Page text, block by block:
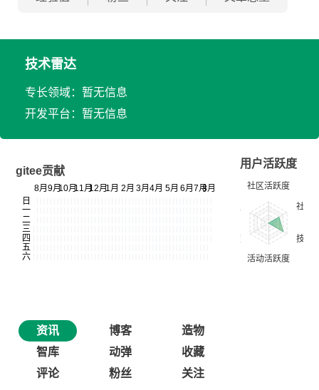
技术雷达
专长领域：暂无信息
开发平台：暂无信息
gitee贡献
用户活跃度
资讯 博客
造物
智库
动弹
收藏
评论
粉丝 关注